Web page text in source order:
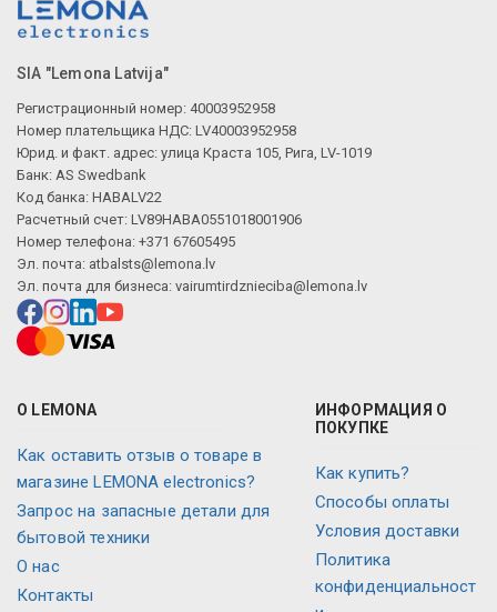
SIA "Lemona Latvija"
Регистрационный номер: 40003952958
Номер плательщика НДС: LV40003952958
Юрид. и факт. адрес: улица Краста 105, Рига, LV-1019
Банк: AS Swedbank
Код банка: HABALV22
Расчетный счет: LV89HABA0551018001906
Номер телефона: +371 67605495
Эл. почта: atbalsts@lemona.lv
Эл. почта для бизнеса: vairumtirdznieciba@lemona.lv
О LEMONA
Как оставить отзыв о товаре в
магазине LEMONA electronics?
Запрос на запасные детали для
бытовой техники
О нас
Контакты
ИНФОРМАЦИЯ О
ПОКУПКЕ
Как купить?
Способы оплаты
Условия доставки
Политика
конфиденциальност